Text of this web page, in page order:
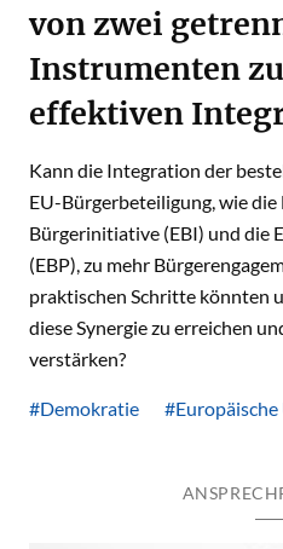
von zwei
Instrumenten
effektiven
Kann die Integration der
EU-Bürgerbeteiligung, wie die
Bürgerinitiative (EBI) und die
(EBP), zu mehr
praktischen Schritte könnten
diese Synergie zu erreichen
verstärken?
#Demokratie